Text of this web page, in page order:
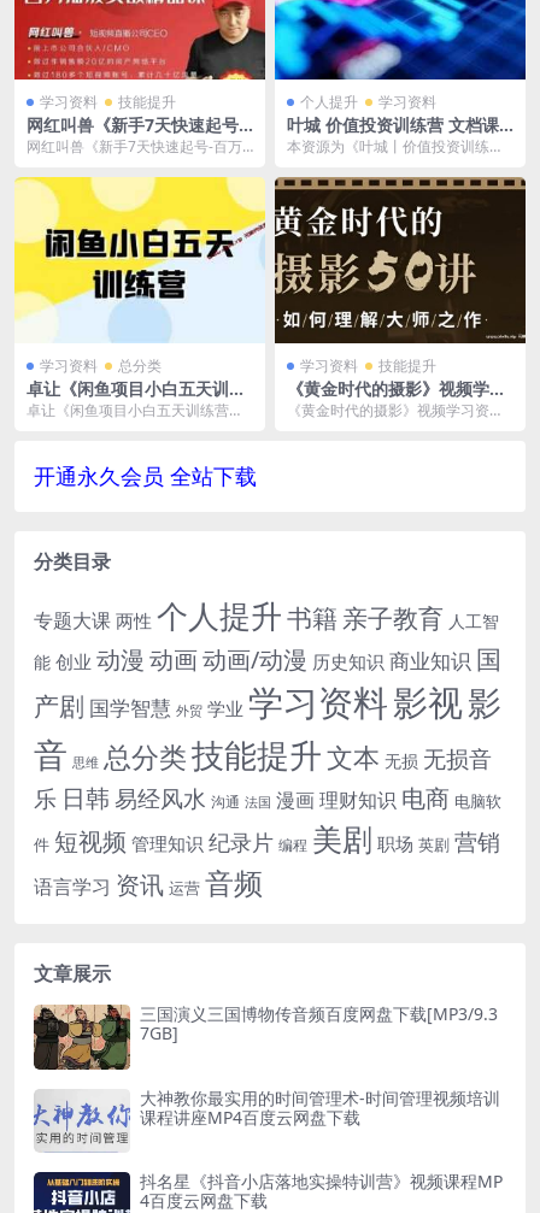
学习资料 技能提升
网红叫兽《新手7天快速起号-
百万播放实战精品课》短视频
网红叫兽《新手7天快速起号-百万
做压缩处理，下载...
个人提升 学习资料
叶城 价值投资训练营 文档课
程百度云网盘下载资源(文档无
本资源为《叶城丨价值投资训练
源，完整版，格式为PDF...
学习资料 总分类
卓让《闲鱼项目小白五天训练
营》+配套资料-每天一小时，
卓让《闲鱼项目小白五天训练营》
学习资料 技能提升
《黄金时代的摄影》视频学习
资料[MP4/8GB]百度云网盘下
《黄金时代的摄影》视频学习资料
开通永久会员 全站下载
分类目录
专题大课 两性 个人提升书籍 亲子教育 人工智
能 创业 动漫 动画动画/动漫 历史知识 商业知识 国
产剧 国学智慧 外贸 学业 学习资料影视影
音 思维 总分类技能提升文本 无损 无损音
乐 日韩易经风水 沟通 法国 漫画理财知识 电商 电脑软
件 短视频 管理知识 纪录片 编程 美剧 职场 英剧 营销
语言学习 资讯 运营 音频
文章展示
三国演义三国博物传音频百度网盘下载[MP3/9.3
7GB]
大神教你最实用的时间管理术-时间管理视频培训
课程讲座MP4百度云网盘下载
抖名星《抖音小店落地实操特训营》视频课程MP
4百度云网盘下载